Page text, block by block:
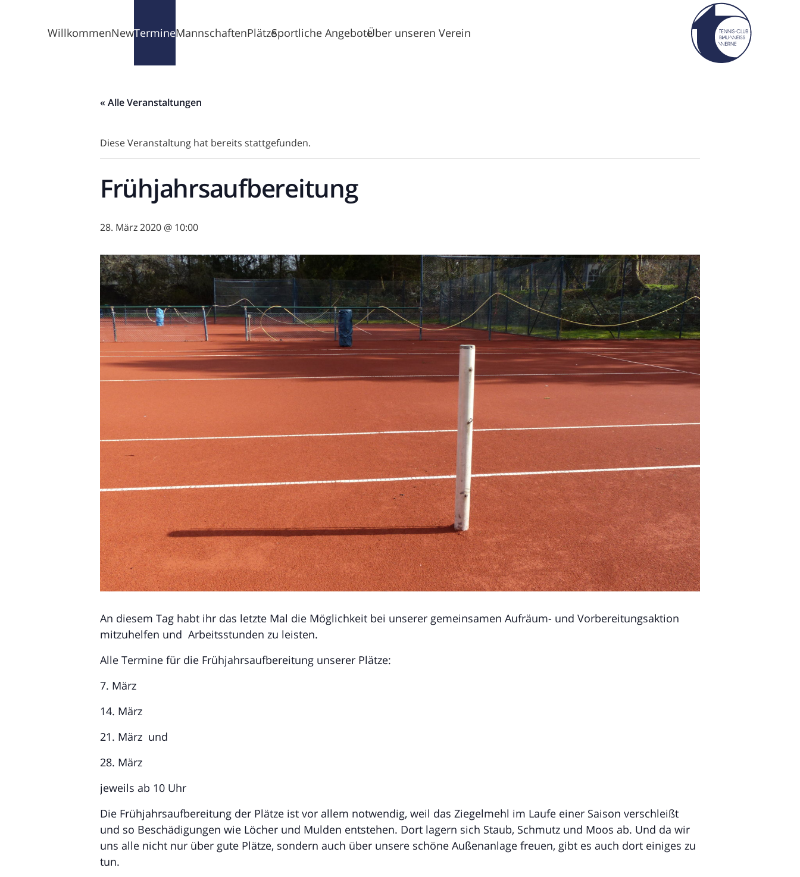
WillkommenNewsTermineMannschaftenPlätzeSportliche AngeboteÜber unseren Verein
« Alle Veranstaltungen
Diese Veranstaltung hat bereits stattgefunden.
Frühjahrsaufbereitung
28. März 2020 @ 10:00
An diesem Tag habt ihr das letzte Mal die Möglichkeit bei unserer gemeinsamen Aufräum- und Vorbereitungsaktion
mitzuhelfen und Arbeitsstunden zu leisten.
Alle Termine für die Frühjahrsaufbereitung unserer Plätze:
7. März
14. März
21. März und
28. März
jeweils ab 10 Uhr
Die Frühjahrsaufbereitung der Plätze ist vor allem notwendig, weil das Ziegelmehl im Laufe einer Saison verschleißt
und so Beschädigungen wie Löcher und Mulden entstehen. Dort lagern sich Staub, Schmutz und Moos ab. Und da wir
uns alle nicht nur über gute Plätze, sondern auch über unsere schöne Außenanlage freuen, gibt es auch dort einiges zu
tun.